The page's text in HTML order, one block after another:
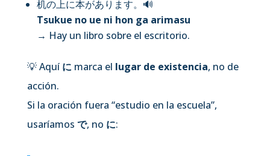
机の上に本があります。 🔊
Tsukue no ue ni hon ga arimasu
→ Hay un libro sobre el escritorio.
💡 Aquí に marca el lugar de existencia, no de
acción.
Si la oración fuera “estudio en la escuela”,
usaríamos で, no に: